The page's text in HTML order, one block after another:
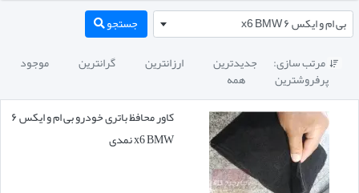
بی ام و ایکس ۶ x6 BMW جستجو
 مرتب سازی: جدیدترین ارزانترین گرانترین موجود
پرفروشترین
همه
کاور محافظ باتری خودرو بی ام و ایکس ۶
x6 BMW نمدی